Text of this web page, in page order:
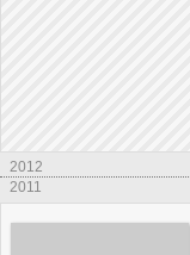
2012
2011